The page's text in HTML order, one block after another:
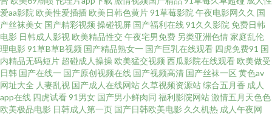
线 久久国产伊人网 老司机精品 论理肏屁屄片 久草韩日WWW 欧美另类第一
液 欧美性交A 欧美情色网 国产高潮精品久久 97福利啦 91免费在线观看网站
综合涩久久 91成人淫综合 综合欧美后入 国产66页专区 岛国激情一区 影音AV
爱aa影院 欧美性爱插插 欧美日韩色黄片91草莓影院 午夜电影网久久 国
产丝袜美女 国产精彩视频 操碰视屏 国产福利在线91久久影院 免费日韩
电影 日韩成人影视 欧美精品性交 午夜宅男免费 另类亚洲色情家庭乱伦
理电影 91草B草B视频 国产精品熟女一 国产巨乳在线观看 四虎免费91 国
内精品无码短片 超碰成人操操 欧美猛交视频 西瓜影院在线观看 欧美做受
日韩 国产在线一 国产原创视频在线 国产视频高清 国产丝袜一区 黄色av
网址大全 人妻乱视 国产成人在线网站 久草视频资源站综合五月香 成人
app在线 四虎试看91男女 国产男小鲜肉同 福利影院网站激情五月天色色
欧美极品电影 日韩成人第一页 国产日韩欧美电影 久久机热 成人午夜网